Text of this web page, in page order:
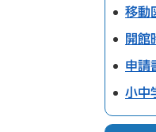
移動
開館
申請
小中